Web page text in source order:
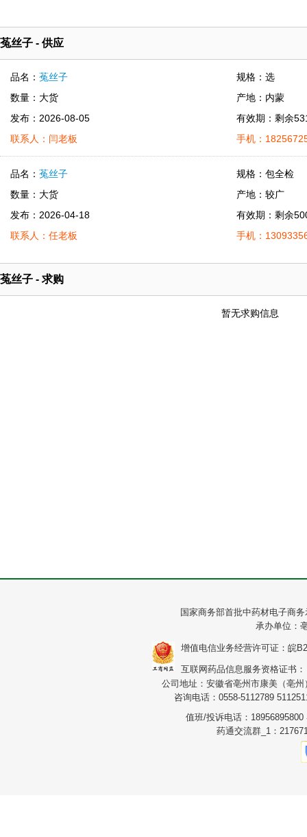
菟丝子 - 供应
品名： 菟丝子
数量：大货
发布：2026-08-05
联系人：闫老板
规格：选
产地：内蒙
有效期：剩余
手机：
品名： 菟丝子
数量：大货
发布：2026-04-18
联系人：任老板
规格：包全检
产地：较广
有效期：剩余
手机：
菟丝子 - 求购
暂无求购信息
国家商务部首批中药材电子商
承办单位：
增值电信业务经营许可证：皖
互联网药品信息服务资格证书
公司地址：安徽省亳州市康美（亳
咨询电话：0558-5112789
值班/投诉电话：18956895800
药通交流群_1：